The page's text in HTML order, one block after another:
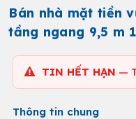
Bán nhà mặt tiền
tầng ngang 9,5 m
TIN HẾT HẠN —
Thông tin chung